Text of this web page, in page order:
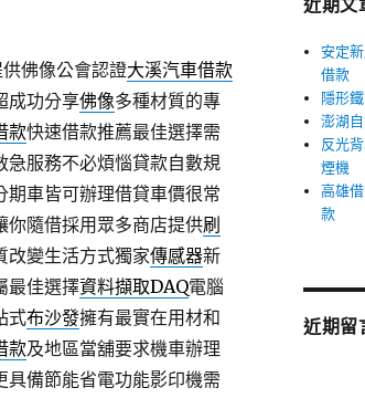
佛像公會認證大溪汽車借款
成功分享佛像多種材質的專
款快速借款推薦最佳選擇需
急服務不必煩惱貸款自數規
期車皆可辦理借貸車價很常
你隨借採用眾多商店提供刷
改變生活方式獨家傳感器新
最佳選擇資料擷取DAQ電腦
式布沙發擁有最實在用材和
款及地區當舖要求機車辦理
具備節能省電功能影印機需
近期文
安定
借款
隱形
澎湖
反光
煙機
高雄
款
近期留